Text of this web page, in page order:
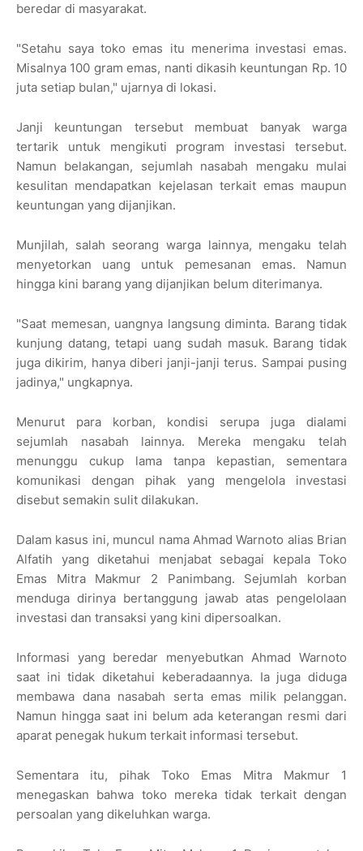
beredar di masyarakat.
"Setahu saya toko emas itu menerima investasi emas.
Misalnya 100 gram emas, nanti dikasih keuntungan Rp. 10
juta setiap bulan," ujarnya di lokasi.
Janji keuntungan tersebut membuat banyak warga
tertarik untuk mengikuti program investasi tersebut.
Namun belakangan, sejumlah nasabah mengaku mulai
kesulitan mendapatkan kejelasan terkait emas maupun
keuntungan yang dijanjikan.
Munjilah, salah seorang warga lainnya, mengaku telah
menyetorkan uang untuk pemesanan emas. Namun
hingga kini barang yang dijanjikan belum diterimanya.
"Saat memesan, uangnya langsung diminta. Barang tidak
kunjung datang, tetapi uang sudah masuk. Barang tidak
juga dikirim, hanya diberi janji-janji terus. Sampai pusing
jadinya," ungkapnya.
Menurut para korban, kondisi serupa juga dialami
sejumlah nasabah lainnya. Mereka mengaku telah
menunggu cukup lama tanpa kepastian, sementara
komunikasi dengan pihak yang mengelola investasi
disebut semakin sulit dilakukan.
Dalam kasus ini, muncul nama Ahmad Warnoto alias Brian
Alfatih yang diketahui menjabat sebagai kepala Toko
Emas Mitra Makmur 2 Panimbang. Sejumlah korban
menduga dirinya bertanggung jawab atas pengelolaan
investasi dan transaksi yang kini dipersoalkan.
Informasi yang beredar menyebutkan Ahmad Warnoto
saat ini tidak diketahui keberadaannya. Ia juga diduga
membawa dana nasabah serta emas milik pelanggan.
Namun hingga saat ini belum ada keterangan resmi dari
aparat penegak hukum terkait informasi tersebut.
Sementara itu, pihak Toko Emas Mitra Makmur 1
menegaskan bahwa toko mereka tidak terkait dengan
persoalan yang dikeluhkan warga.